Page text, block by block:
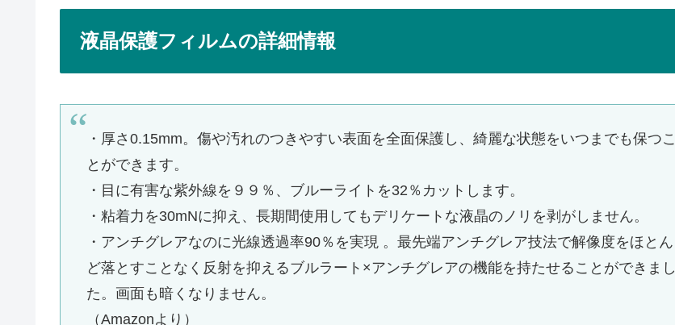
液晶保護フィルムの詳細情報
・厚さ0.15mm。傷や汚れのつきやすい表面を全面保護し、綺麗な状態をいつまでも保つこ
とができます。
・目に有害な紫外線を９９％、ブルーライトを32％カットします。
・粘着力を30mNに抑え、長期間使用してもデリケートな液晶のノリを剥がしません。
・アンチグレアなのに光線透過率90％を実現 。最先端アンチグレア技法で解像度をほとん
ど落とすことなく反射を抑えるブルラート×アンチグレアの機能を持たせることができまし
た。画面も暗くなりません。
（Amazonより）